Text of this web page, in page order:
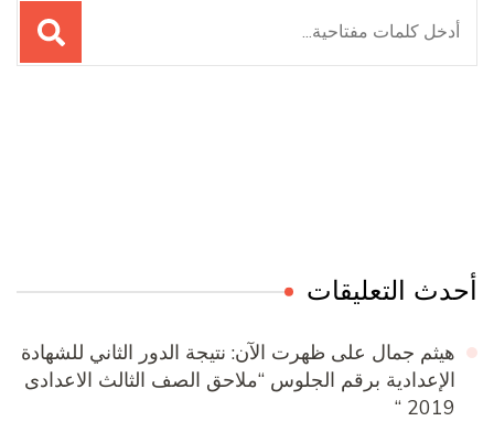
البحث
عن:
أحدث التعليقات
هيثم جمال على ظهرت الآن: نتيجة الدور الثاني للشهادة
الإعدادية برقم الجلوس “ملاحق الصف الثالث الاعدادى
2019 “